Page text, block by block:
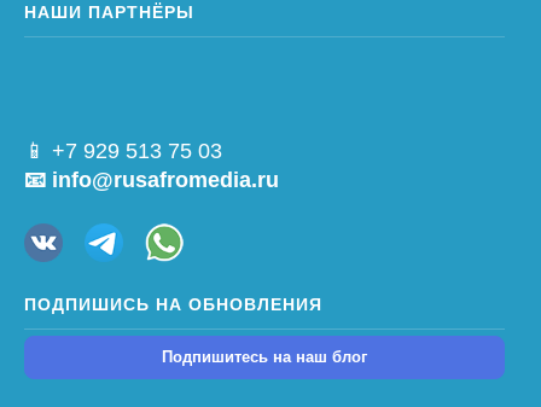
НАШИ ПАРТНЁРЫ
📱 +7 929 513 75 03
📧 info@rusafromedia.ru
ПОДПИШИСЬ НА ОБНОВЛЕНИЯ
Подпишитесь на наш блог